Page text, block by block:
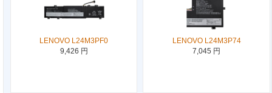
LENOVO L24M3PF0
9,426 円
LENOVO L24M3P74
7,045 円